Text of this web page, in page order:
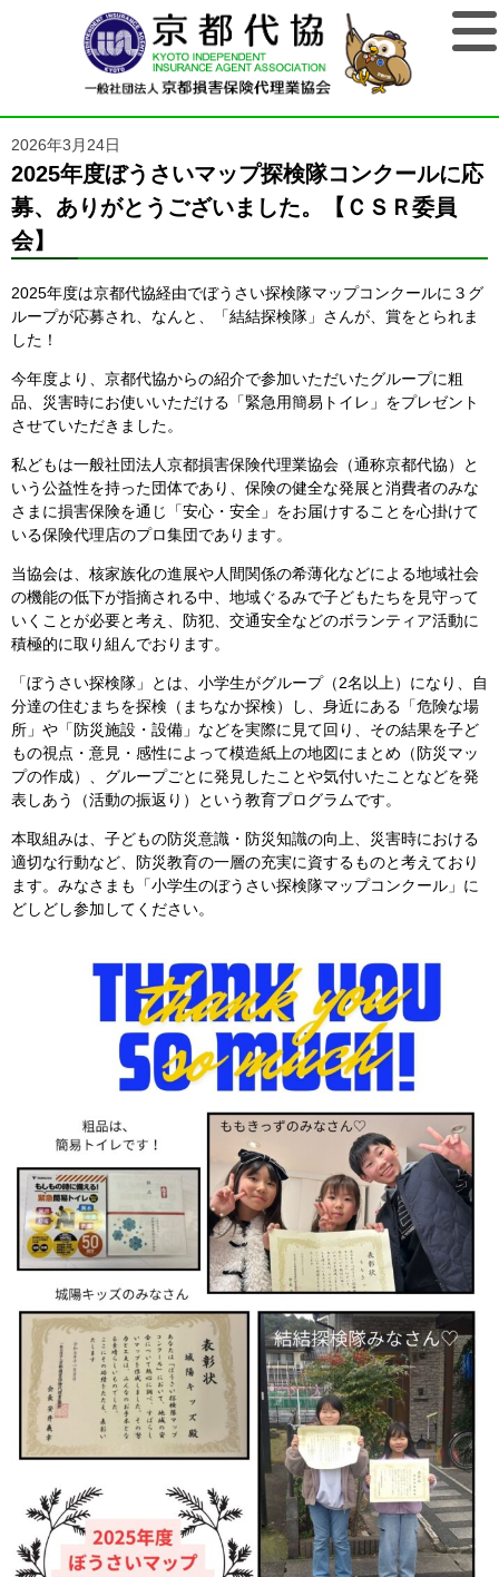
2026年3月24日
2025年度ぼうさいマップ探検隊コンクールに応
募、ありがとうございました。【ＣＳＲ委員
会】
2025年度は京都代協経由でぼうさい探検隊マップコンクールに３グ
ループが応募され、なんと、「結結探検隊」さんが、賞をとられま
した！
今年度より、京都代協からの紹介で参加いただいたグループに粗
品、災害時にお使いいただける「緊急用簡易トイレ」をプレゼント
させていただきました。
私どもは一般社団法人京都損害保険代理業協会（通称京都代協）と
いう公益性を持った団体であり、保険の健全な発展と消費者のみな
さまに損害保険を通じ「安心・安全」をお届けすることを心掛けて
いる保険代理店のプロ集団であります。
当協会は、核家族化の進展や人間関係の希薄化などによる地域社会
の機能の低下が指摘される中、地域ぐるみで子どもたちを見守って
いくことが必要と考え、防犯、交通安全などのボランティア活動に
積極的に取り組んでおります。
「ぼうさい探検隊」とは、小学生がグループ（2名以上）になり、自
分達の住むまちを探検（まちなか探検）し、身近にある「危険な場
所」や「防災施設・設備」などを実際に見て回り、その結果を子ど
もの視点・意見・感性によって模造紙上の地図にまとめ（防災マッ
プの作成）、グループごとに発見したことや気付いたことなどを発
表しあう（活動の振返り）という教育プログラムです。
本取組みは、子どもの防災意識・防災知識の向上、災害時における
適切な行動など、防災教育の一層の充実に資するものと考えており
ます。みなさまも「小学生のぼうさい探検隊マップコンクール」に
どしどし参加してください。